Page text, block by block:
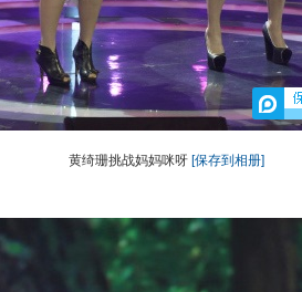
黄绮珊挑战妈妈咪呀 [保存到相册]